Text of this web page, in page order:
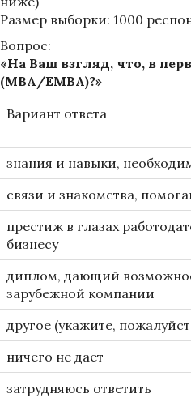
Размер выборки: 1000
Вопрос:
«На Ваш взгляд, что, в
(MBA/EMBA)?»
Вариант ответа
знания и навыки,
связи и знакомства,
престиж в глазах
бизнесу
диплом, дающий
зарубежной компании
другое (укажите,
ничего не дает
затрудняюсь ответить